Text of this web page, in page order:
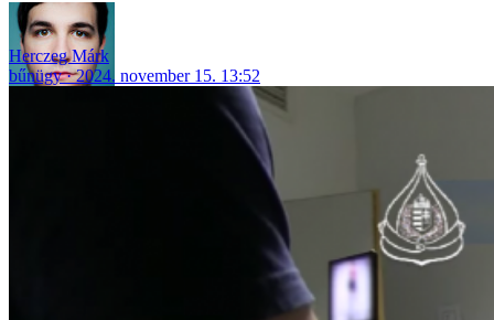
Herczeg Márk
bűnügy
2024. november 15. 13:52